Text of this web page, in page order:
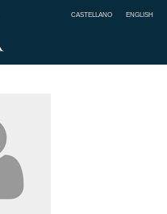
CASTELLANO ENGLISH